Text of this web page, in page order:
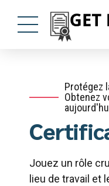
Protégez
Obtenez
Jouez un rôle
lieu de travail et